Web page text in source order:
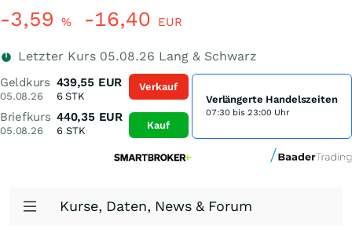
-3,59 % -16,40 EUR
Letzter Kurs 05.08.26 Lang & Schwarz
Geldkurs
05.08.26
439,55 EUR
6STK
Briefkurs
05.08.26
440,35 EUR
6 STK
Verkauf
Kauf
Verlängerte Handelszeiten
07:30 bis 23:00 Uhr
Kurse, Daten, News & Forum